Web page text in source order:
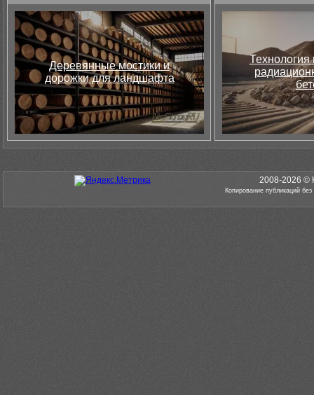
Деревянные мостики и
дорожки для ландшафта
Технология
2008-2026 ©
Копирование публикаций